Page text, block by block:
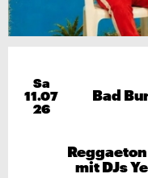
Sa
11.07
26
Bad
mit DJs